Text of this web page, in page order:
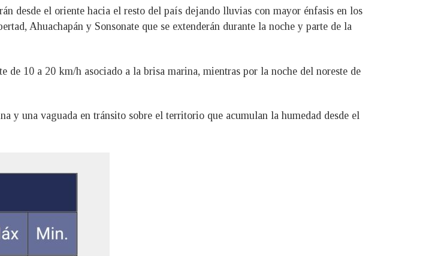
desde el oriente hacia el resto del país dejando lluvias con mayor énfasis en los
Ahuachapán y Sonsonate que se extenderán durante la noche y parte de la
10 a 20 km/h asociado a la brisa marina, mientras por la noche del noreste de
y una vaguada en tránsito sobre el territorio que acumulan la humedad desde el